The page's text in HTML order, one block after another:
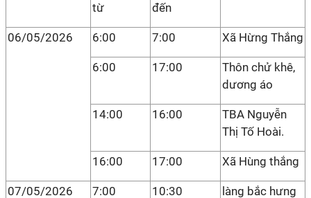
từ
đến
06/05/2026 6:00 7:00 Xã Hừng Thắng
6:00 17:00
Thôn chử khê,
dương áo
14:00 16:00
TBA Nguyễn
Thị Tố Hoài.
16:00 17:00 Xã Hùng thắng
07/05/2026 7:00 10:30 làng bắc hưng